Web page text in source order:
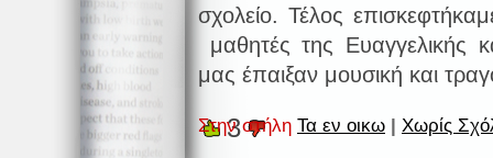
σχολείο. Τέλος
μαθητές της Ευαγγελικής
μας έπαιξαν μουσική και
Στην στήλη Τα εν οικω | Χωρίς
3